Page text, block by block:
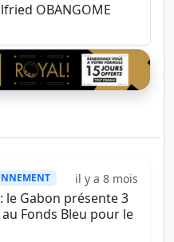
OBANGOME
il y a 8 mois
le Gabon présente 3
Fonds Bleu pour le